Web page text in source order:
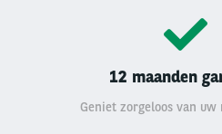
12 maanden
Geniet zorgeloos van uw